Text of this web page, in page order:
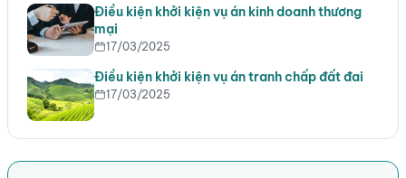
Điều kiện khởi kiện vụ án kinh doanh thương
mại
17/03/2025
Điều kiện khởi kiện vụ án tranh chấp đất đai
17/03/2025